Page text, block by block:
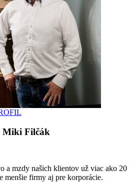
Miki Filčák
a mzdy našich klientov už viac ako 20
menšie firmy aj pre korporácie.